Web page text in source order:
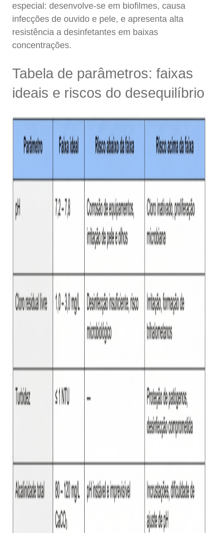
especial: desenvolve-se em biofilmes, causa
infecções de ouvido e pele, e apresenta alta
resistência a desinfetantes em baixas
concentrações.
Tabela de parâmetros: faixas
ideais e riscos do desequilíbrio